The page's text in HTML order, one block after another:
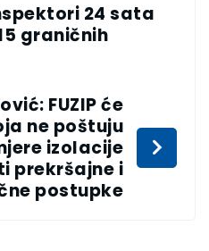
24 sata
graničnih
FUZIP će
ne poštuju
izolacije
prekršajne i
postupke